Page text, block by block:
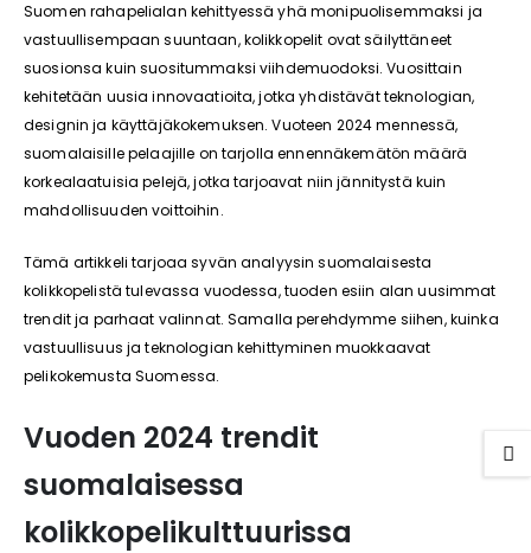
Suomen rahapelialan kehittyessä yhä monipuolisemmaksi ja
vastuullisempaan suuntaan, kolikkopelit ovat säilyttäneet
suosionsa kuin suositummaksi viihdemuodoksi. Vuosittain
kehitetään uusia innovaatioita, jotka yhdistävät teknologian,
designin ja käyttäjäkokemuksen. Vuoteen 2024 mennessä,
suomalaisille pelaajille on tarjolla ennennäkemätön määrä
korkealaatuisia pelejä, jotka tarjoavat niin jännitystä kuin
mahdollisuuden voittoihin.
Tämä artikkeli tarjoaa syvän analyysin suomalaisesta
kolikkopelistä tulevassa vuodessa, tuoden esiin alan uusimmat
trendit ja parhaat valinnat. Samalla perehdymme siihen, kuinka
vastuullisuus ja teknologian kehittyminen muokkaavat
pelikokemusta Suomessa.
Vuoden 2024 trendit
suomalaisessa
kolikkopelikulttuurissa